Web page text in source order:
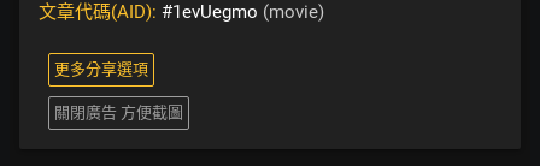
文章代碼(AID): #1evUegmo (movie)
更多分享選項
關閉廣告 方便截圖